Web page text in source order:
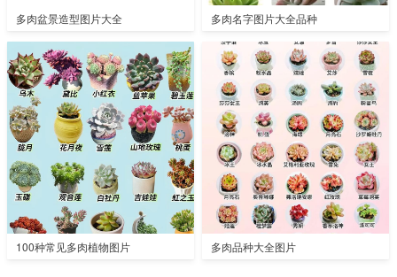
多肉盆景造型图片大全 多肉名字图片大全品种
100种常见多肉植物图片 多肉品种大全图片